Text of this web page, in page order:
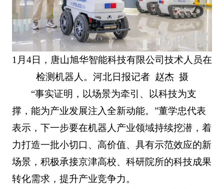
1月4日，唐山旭华智能科技有限公司技术人员在
检测机器人。河北日报记者 赵杰 摄
“事实证明，以场景为牵引、以科技为支
撑，能为产业发展注入全新动能。”董学忠代表
表示，下一步要在机器人产业领域持续挖潜，着
力打造一批小切口、高价值、具有示范效应的新
场景，积极承接京津高校、科研院所的科技成果
转化需求，提升产业竞争力。